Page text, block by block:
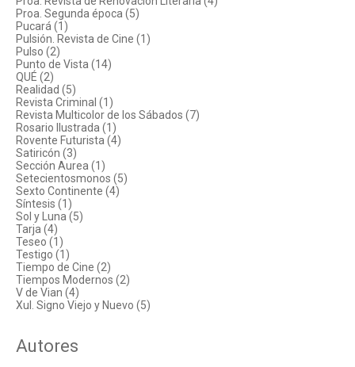
Proa. Segunda época (5)
Pucará (1)
Pulsión. Revista de Cine (1)
Pulso (2)
Punto de Vista (14)
QUÉ (2)
Realidad (5)
Revista Criminal (1)
Revista Multicolor de los Sábados (7)
Rosario Ilustrada (1)
Rovente Futurista (4)
Satiricón (3)
Sección Aurea (1)
Setecientosmonos (5)
Sexto Continente (4)
Síntesis (1)
Sol y Luna (5)
Tarja (4)
Teseo (1)
Testigo (1)
Tiempo de Cine (2)
Tiempos Modernos (2)
V de Vian (4)
Xul. Signo Viejo y Nuevo (5)
Autores